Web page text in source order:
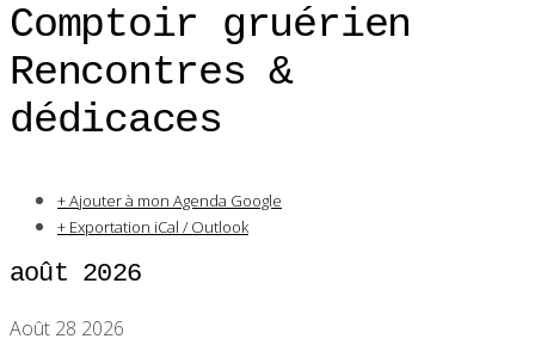
Comptoir gruérien
Rencontres &
dédicaces
+ Ajouter à mon Agenda Google
+ Exportation iCal / Outlook
août 2026
Août 28 2026